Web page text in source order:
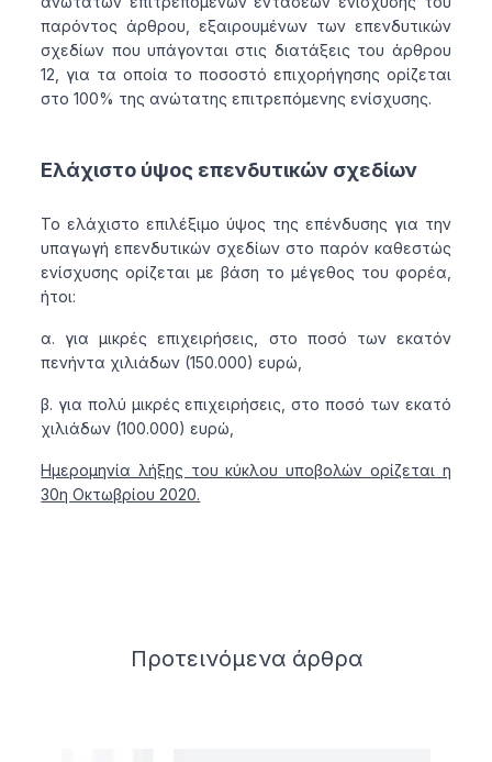
παρόντος άρθρου, εξαιρουμένων των επενδυτικών
σχεδίων που υπάγονται στις διατάξεις του άρθρου
12, για τα οποία το ποσοστό επιχορήγησης ορίζεται
στο 100% της ανώτατης επιτρεπόμενης ενίσχυσης.
Ελάχιστο ύψος επενδυτικών σχεδίων
Το ελάχιστο επιλέξιμο ύψος της επένδυσης για την
υπαγωγή επενδυτικών σχεδίων στο παρόν καθεστώς
ενίσχυσης ορίζεται με βάση το μέγεθος του φορέα,
ήτοι:
α. για μικρές επιχειρήσεις, στο ποσό των εκατόν
πενήντα χιλιάδων (150.000) ευρώ,
β. για πολύ μικρές επιχειρήσεις, στο ποσό των εκατό
χιλιάδων (100.000) ευρώ,
Ημερομηνία λήξης του κύκλου υποβολών ορίζεται η
30η Οκτωβρίου 2020.
Προτεινόμενα άρθρα